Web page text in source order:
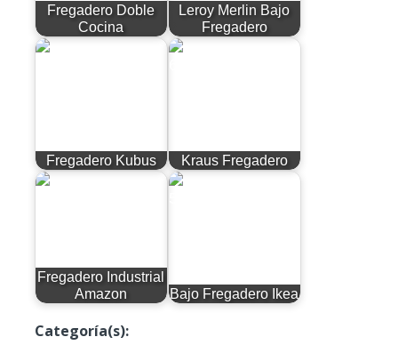
Fregadero Doble
Cocina
Leroy Merlin Bajo
Fregadero
Fregadero Kubus Kraus Fregadero
Fregadero Industrial
Amazon
Bajo Fregadero Ikea
Categoría(s):Productos